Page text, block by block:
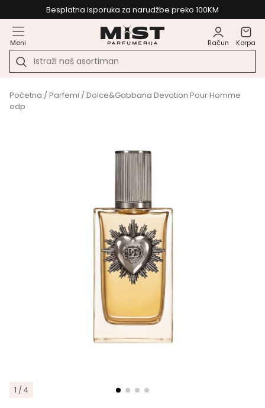
Besplatna isporuka za narudžbe preko 100KM
Meni Račun Korpa
Početna /Parfemi / Dolce&Gabbana Devotion Pour Homme
edp
1 / 4